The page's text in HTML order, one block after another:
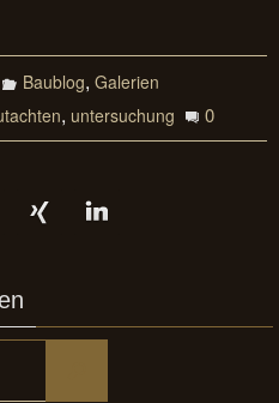
Baublog, Galerien
, untersuchung 0